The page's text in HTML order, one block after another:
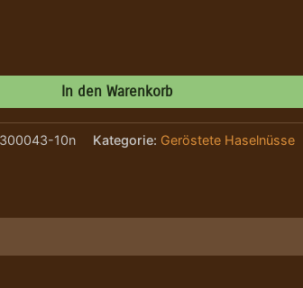
In den Warenkorb
10n Kategorie: Geröstete Haselnüsse